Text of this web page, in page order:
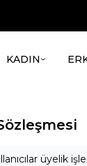
TÜM
KADIN
üyelik